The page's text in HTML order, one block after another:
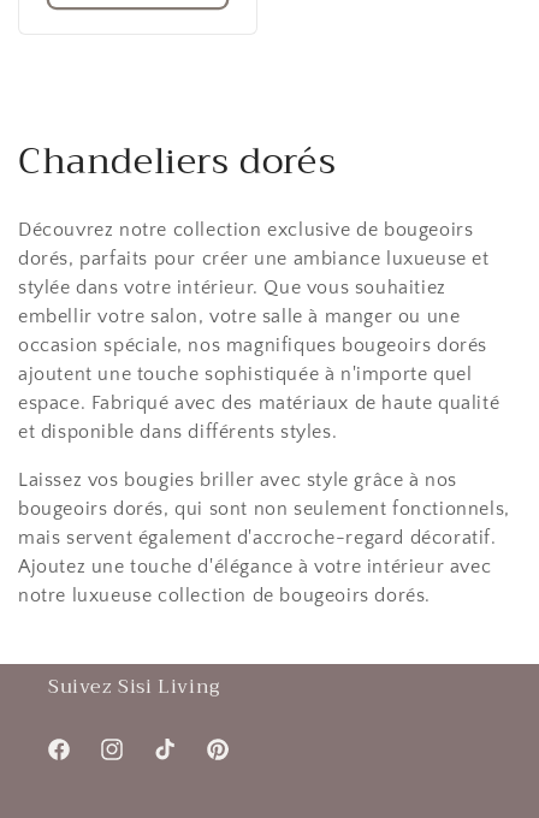
Chandeliers dorés
Découvrez notre collection exclusive de bougeoirs
dorés, parfaits pour créer une ambiance luxueuse et
stylée dans votre intérieur. Que vous souhaitiez
embellir votre salon, votre salle à manger ou une
occasion spéciale, nos magnifiques bougeoirs dorés
ajoutent une touche sophistiquée à n'importe quel
espace. Fabriqué avec des matériaux de haute qualité
et disponible dans différents styles.
Laissez vos bougies briller avec style grâce à nos
bougeoirs dorés, qui sont non seulement fonctionnels,
mais servent également d'accroche-regard décoratif.
Ajoutez une touche d'élégance à votre intérieur avec
notre luxueuse collection de bougeoirs dorés.
Suivez Sisi Living
FacebookInstagramTikTok Pinterest